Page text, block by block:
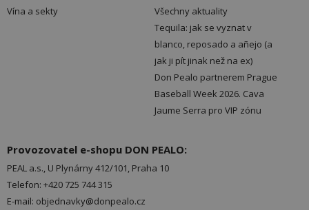
Vína a sekty
Všechny aktuality
Tequila: jak se vyznat v
blanco, reposado a añejo (a
jak ji pít jinak než na ex)
Don Pealo partnerem Prague
Baseball Week 2026. Cava
Jaume Serra pro VIP zónu
Provozovatel e-shopu DON PEALO:
PEAL a.s., U Plynárny 412/101, Praha 10
Telefon: +420 725 744 315
E-mail: objednavky@donpealo.cz